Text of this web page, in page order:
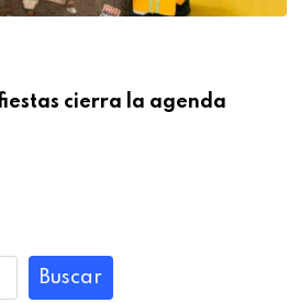
cierra la agenda
Buscar